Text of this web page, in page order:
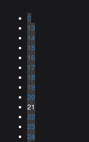
13
14
15
16
17
18
19
20
21
22
23
24